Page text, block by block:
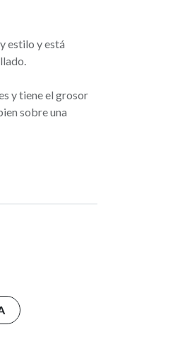
estilo y está
y tiene el grosor
sobre una